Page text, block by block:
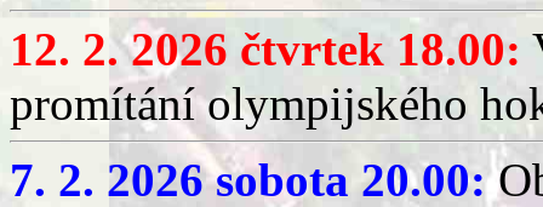
12. 2. 2026 čtvrtek 18.00:
promítání olympijského
7. 2. 2026 sobota 20.00: